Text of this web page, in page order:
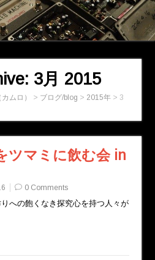
3月 2015
ムロ） > ブログ/blog > 2015年 > 3
ツマミに飲む会 in
0 Comments
への飽くなき探究心を持つ人々が